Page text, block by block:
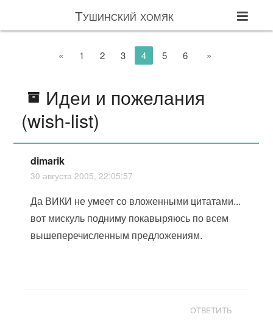
Тушинский хомяк
« 1 2 3 4 5 6 »
Идеи и пожелания
(wish-list)
dimarik
30 августа 2005, 22:05:57
Да ВИКИ не умеет со вложенными цитатами...
вот мискуль подниму покавыряюсь по всем
вышеперечисленным предложениям.
ОТВЕТИТЬ